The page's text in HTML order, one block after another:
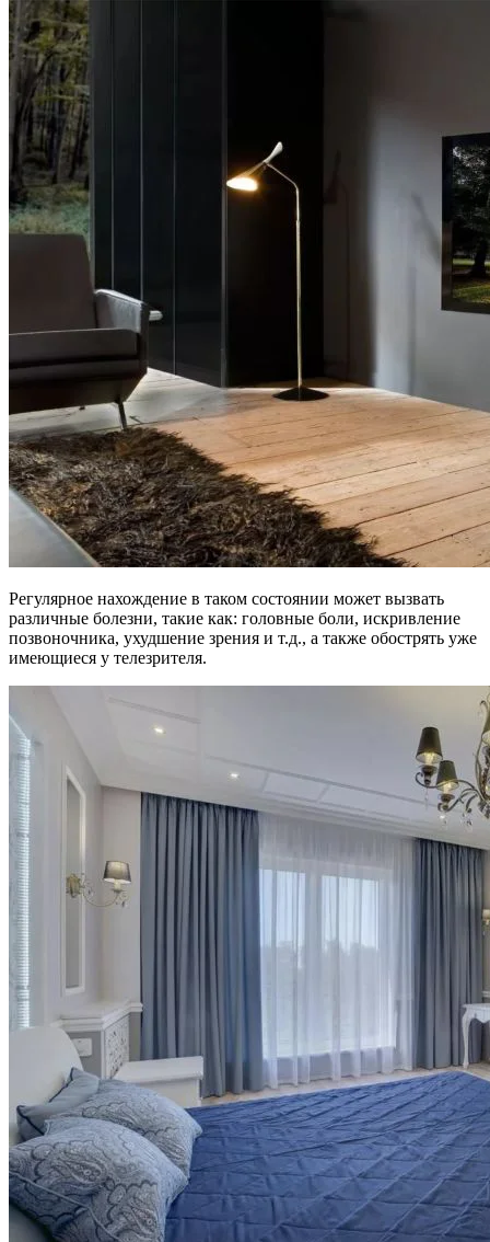
Регулярное нахождение в таком состоянии может вызвать
различные болезни, такие как: головные боли, искривление
позвоночника, ухудшение зрения и т.д., а также обострять уже
имеющиеся у телезрителя.